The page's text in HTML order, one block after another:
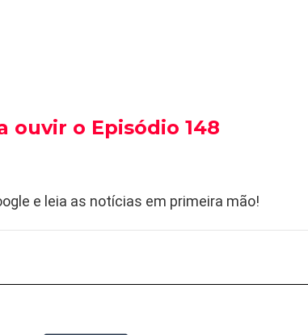
ouvir o Episódio 148
e leia as notícias em primeira mão!